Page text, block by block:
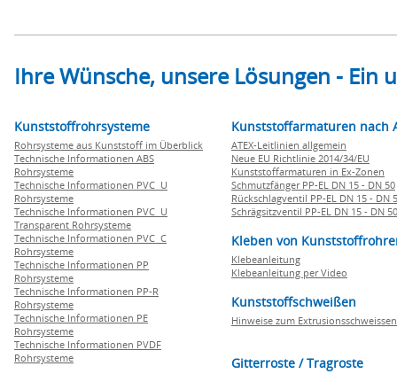
Ihre Wünsche, unsere Lösungen -
Kunststoffrohrsysteme
Rohrsysteme aus Kunststoff im Überblick
Technische Informationen ABS
Rohrsysteme
Technische Informationen PVC U
Rohrsysteme
Technische Informationen PVC U
Transparent Rohrsysteme
Technische Informationen PVC C
Rohrsysteme
Technische Informationen PP
Rohrsysteme
Technische Informationen PP-R
Rohrsysteme
Technische Informationen PE
Rohrsysteme
Technische Informationen PVDF
Rohrsysteme
Kunststoffarmaturen nach
ATEX-Leitlinien allgemein
Neue EU Richtlinie 2014/34/EU
Kunststoffarmaturen in Ex-Zonen
Schmutzfänger PP-EL DN 15 - DN 50
Rückschlagventil PP-EL DN 15 - DN
Schrägsitzventil PP-EL DN 15 - DN 50
Kleben von
Klebeanleitung
Klebeanleitung per Video
Kunststoffschweißen
Hinweise zum Extrusionsschweissen
Gitterroste / Tragroste